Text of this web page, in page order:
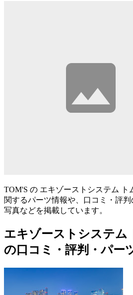
TOM'S の エキゾーストシステム ト
関するパーツ情報や、口コミ・評
写真などを掲載しています。
エキゾーストシステム
の口コミ・評判・パー